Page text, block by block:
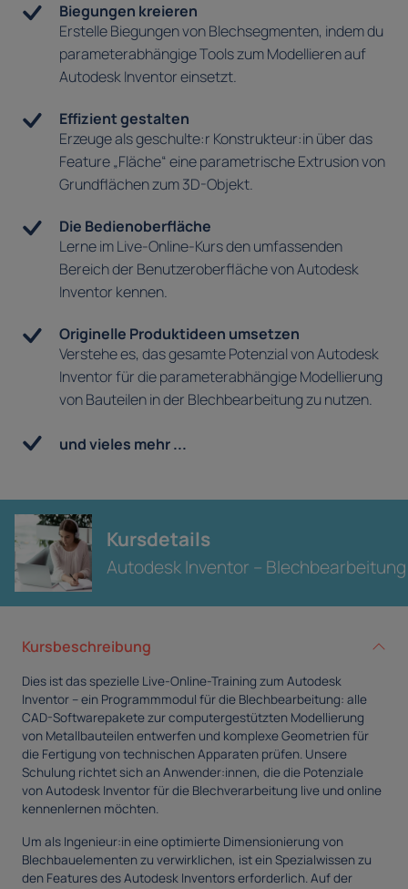
Biegungen kreieren
Erstelle Biegungen von Blechsegmenten, indem du
parameterabhängige Tools zum Modellieren auf
Autodesk Inventor einsetzt.
Effizient gestalten
Erzeuge als geschulte:r Konstrukteur:in über das
Feature „Fläche“ eine parametrische Extrusion von
Grundflächen zum 3D-Objekt.
Die Bedienoberfläche
Lerne im Live-Online-Kurs den umfassenden
Bereich der Benutzeroberfläche von Autodesk
Inventor kennen.
Originelle Produktideen umsetzen
Verstehe es, das gesamte Potenzial von Autodesk
Inventor für die parameterabhängige Modellierung
von Bauteilen in der Blechbearbeitung zu nutzen.
und vieles mehr ...
Kursdetails
Autodesk Inventor – Blechbearbeitung
Kursbeschreibung
Dies ist das spezielle Live-Online-Training zum Autodesk
Inventor – ein Programmmodul für die Blechbearbeitung: alle
CAD-Softwarepakete zur computergestützten Modellierung
von Metallbauteilen entwerfen und komplexe Geometrien für
die Fertigung von technischen Apparaten prüfen. Unsere
Schulung richtet sich an Anwender:innen, die die Potenziale
von Autodesk Inventor für die Blechverarbeitung live und online
kennenlernen möchten.
Um als Ingenieur:in eine optimierte Dimensionierung von
Blechbauelementen zu verwirklichen, ist ein Spezialwissen zu
den Features des Autodesk Inventors erforderlich. Auf der